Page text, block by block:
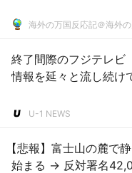
海外の万国反応記＠海外
終了間際のフジテレビ
情報を延々と流し続
U-1 NEWS
【悲報】富士山の麓で
始まる → 反対署名